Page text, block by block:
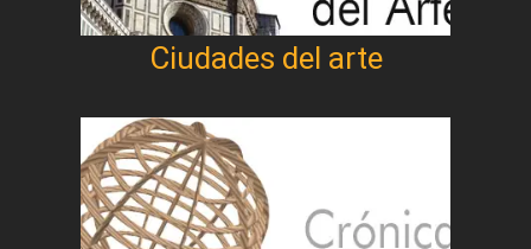
Ciudades del arte